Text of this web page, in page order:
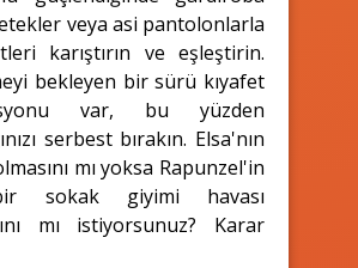
etekler veya asi pantolonlarla
karıştırın ve eşleştirin.
bekleyen bir sürü kıyafet
var, bu yüzden
serbest bırakın. Elsa'nın
mı yoksa Rapunzel'in
sokak giyimi havası
mı istiyorsunuz? Karar